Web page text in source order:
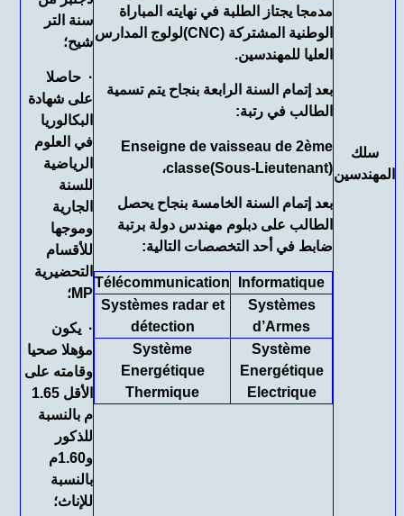
سلك
المهندسين
مدمجا يجتاز الطلبة في نهايته المباراة
الوطنية المشتركة (CNC)لولوج المدارس
العليا للمهندسين.
بعد إتمام السنة الرابعة بنجاح يتم تسمية
الطالب في رتبة:
Enseigne de vaisseau de 2ème
classe(Sous-Lieutenant)،
بعد إتمام السنة الخامسة بنجاح يحصل
الطالب على دبلوم مهندس دولة برتبة
ضابط في أحد التخصصات التالية:
Informatique
Télécommunication
Systèmes
d’Armes
Systèmes radar et
détection
Système
Energétique
Electrique
Système
Energétique
Thermique
سنة التر
شيح؛
· حاصلا
على شهادة
البكالوريا
في العلوم
الرياضية
للسنة
الجارية
وموجها
للأقسام
التحضيرية
MP؛
· يكون
مؤهلا صحيا
وقامته على
الأقل 1.65
م بالنسبة
للذكور
و1.60م
بالنسبة
للإناث؛